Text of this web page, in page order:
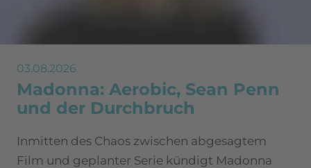
03.08.2026
Madonna: Aerobic, Sean Penn
und der Durchbruch
Inmitten des Chaos zwischen abgesagtem
Film und geplanter Serie kündigt Madonna